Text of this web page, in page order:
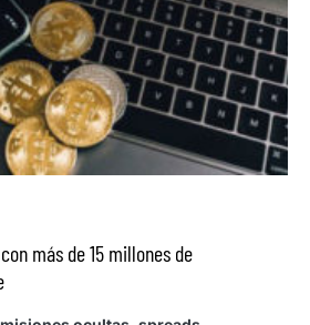
más de 15 millones de